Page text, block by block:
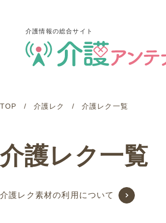
介護情報の総合サイト
介護情報の総合サイト
TOP 介護レク 介護レク一覧
介護レク一覧
介護レク素材の利用について